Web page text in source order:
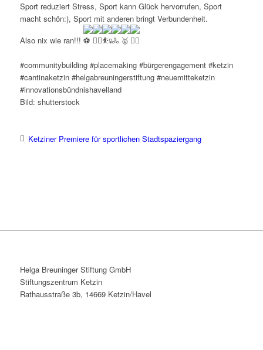
Sport reduziert Stress, Sport kann Glück hervorrufen, Sport
macht schön:), Sport mit anderen bringt Verbundenheit.
Also nix wie ran!!!
#communitybuilding #placemaking #bürgerengagement #ketzin
#cantinaketzin #helgabreuningerstiftung #neuemitteketzin
#innovationsbündnishavelland
Bild: shutterstock
Ketziner Premiere für sportlichen Stadtspaziergang
Helga Breuninger Stiftung GmbH
Stiftungszentrum Ketzin
Rathausstraße 3b, 14669 Ketzin/Havel